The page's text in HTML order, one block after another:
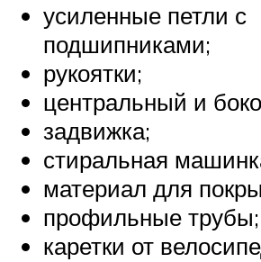
усиленные петли с
подшипниками;
рукоятки;
центральный и
задвижка;
стиральная
материал для
профильные трубы;
каретки от